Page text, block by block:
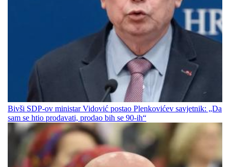
Bivši SDP-ov ministar Vidović postao Plenkovićev savjetnik: „Da
sam se htio prodavati, prodao bih se 90-ih“